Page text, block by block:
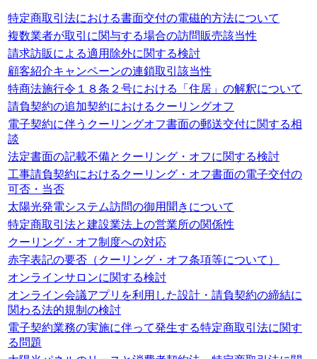
特定商取引法における書面交付の電磁的方法について
複数業者が取引に関与する場合の訪問販売該当性
請求訪販による適用除外に関する検討
顧客紹介キャンペーンの連鎖取引該当性
特商法施行令１８条２号における「住居」の解釈について
請負契約の追加契約におけるクーリングオフ
電子契約に伴うクーリングオフ書面の郵送交付に関する相
談
法定書面の記載不備とクーリング・オフに関する検討
工事請負契約におけるクーリング・オフ書面の電子交付の
可否・当否
太陽光発電システム訪問の御用聞きについて
特定商取引法と建設業法上の営業所の関係性
クーリング・オフ制度への対応
赤字表記の要否（クーリング・オフ条項等について）
オンラインサロンに関する検討
オンライン会議アプリを利用した設計・請負契約の締結に
関わる法的規制の検討
電子契約業務の実施に伴って発生する特定商取引法に関す
る問題